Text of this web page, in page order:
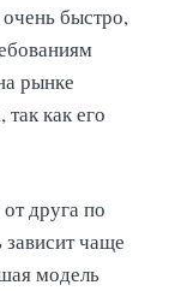
быстро,
рынке
как его
друга по
чаще
модель